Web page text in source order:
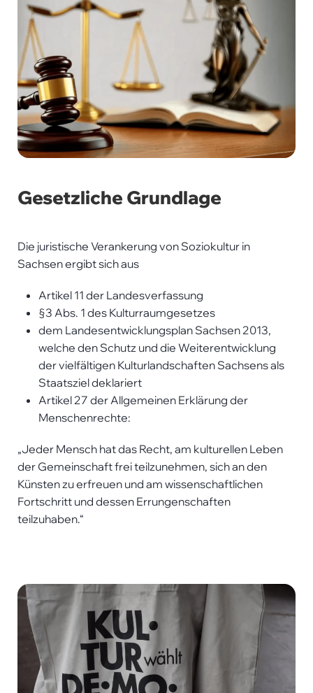
Gesetzliche Grundlage
Die juristische Verankerung von Soziokultur in
Sachsen ergibt sich aus
Artikel 11 der Landesverfassung
§3 Abs. 1 des Kulturraumgesetzes
dem Landesentwicklungsplan Sachsen 2013,
welche den Schutz und die Weiter­entwicklung
der vielfältigen Kulturlandschaften Sachsens als
Staatsziel deklariert
Artikel 27 der Allgemeinen Erklärung der
Menschenrechte:
„Jeder Mensch hat das Recht, am kulturellen Leben
der Gemeinschaft frei teilzunehmen, sich an den
Künsten zu erfreuen und am wissenschaftlichen
Fortschritt und dessen Errungenschaften
teilzuhaben.“